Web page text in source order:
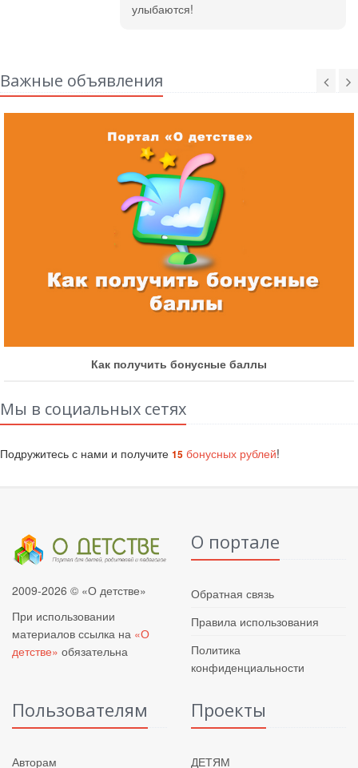
улыбаются!
Важные объявления
Как получить бонусные баллы
Мы в социальных сетях
Подружитесь с нами и получите 15 бонусных рублей!
2009-2026 © «О детстве»
При использовании
материалов ссылка на «О
детстве» обязательна
О портале
Обратная связь
Правила использования
Политика
конфиденциальности
Пользователям
Авторам
Проекты
ДЕТЯМ